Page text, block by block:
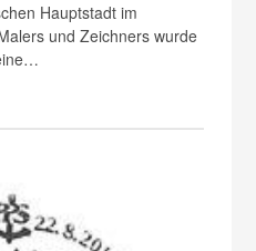
Hauptstadt im
und Zeichners wurde